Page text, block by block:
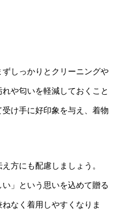
しっかりとクリーニングや
や匂いを軽減しておくこと
け手に好印象を与え、着物
方にも配慮しましょう。
い」という思いを込めて贈る
なく着用しやすくなりま